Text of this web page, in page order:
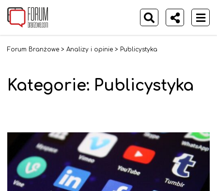
Forum Branżowe > Analizy i opinie > Publicystyka
Kategorie: Publicystyka